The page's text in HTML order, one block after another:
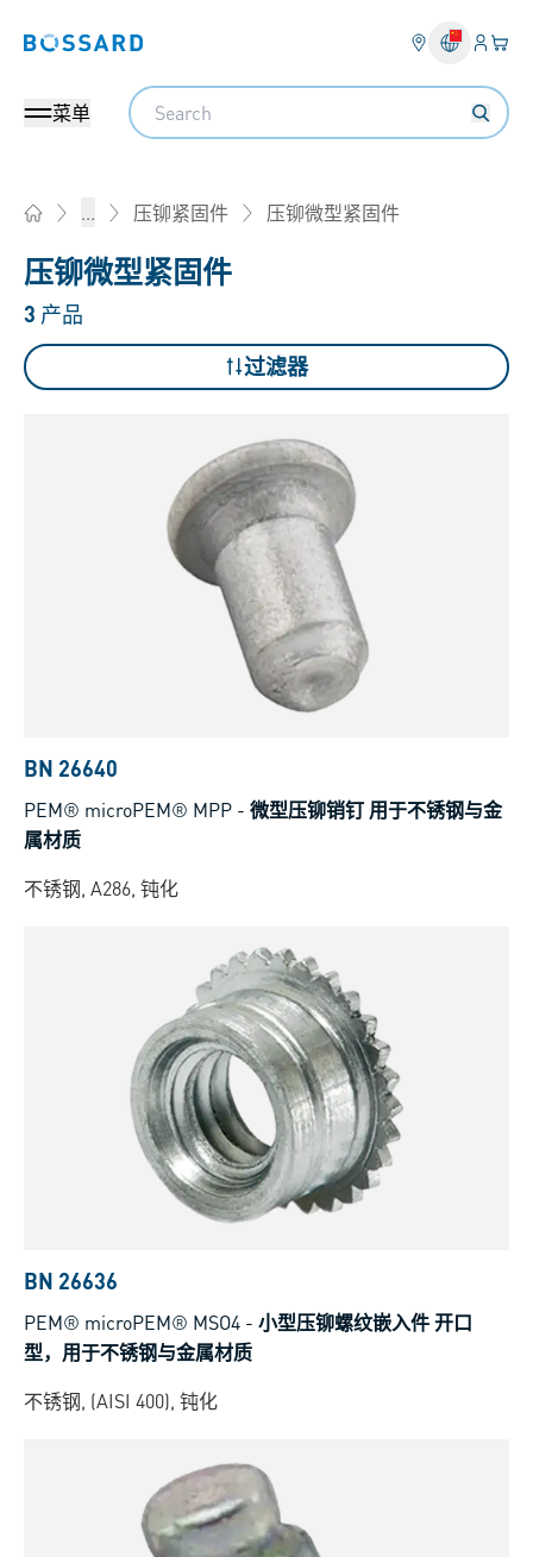
Bossard homepage 登入
您
菜单
Search
... 压铆紧固件 压铆微型紧固件
压铆微型紧固件
3 产品
过滤器
BN 26640
PEM® microPEM® MPP - 微型压铆销钉 用于不锈钢与金
属材质
不锈钢, A286, 钝化
BN 26636
PEM® microPEM® MSO4 - 小型压铆螺纹嵌入件 开口
型，用于不锈钢与金属材质
不锈钢, (AISI 400), 钝化